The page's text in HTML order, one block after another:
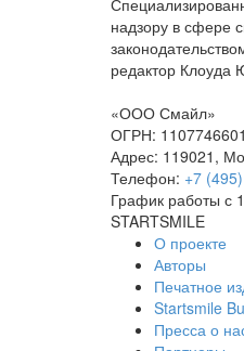
надзору в сфере
редактор Клоуда
«ООО Смайл»
ОГРН:
Адрес: 119021 ,
Телефон: +7
График работы с
STARTSMILE
О проекте
Авторы
Печатное
Startsmile
Пресса о